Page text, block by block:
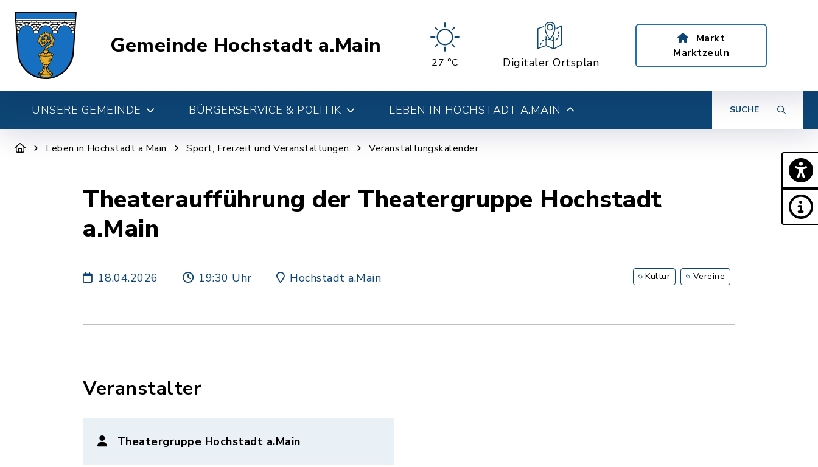
Gemeinde Hochstadt a.Main
27 °C Digitaler Ortsplan
Markt
Marktzeuln
UNSERE GEMEINDE BÜRGERSERVICE & POLITIK LEBEN IN HOCHSTADT A.MAIN SUCHE
Leben in Hochstadt a.Main Sport, Freizeit und Veranstaltungen Veranstaltungskalender
Theateraufführung der Theatergruppe Hochstadt
a.Main
18.04.2026 19:30 Uhr Hochstadt a.Main Kultur Vereine
Veranstalter
Theatergruppe Hochstadt a.Main